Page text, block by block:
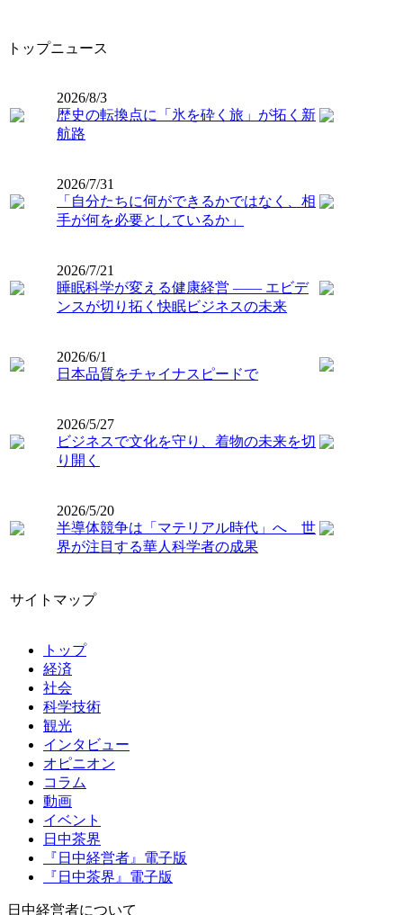
トップニュース
2026/8/3
歴史の転換点に「氷を砕く旅」が拓く新
航路
2026/7/31
「自分たちに何ができるかではなく、相
手が何を必要としているか」
2026/7/21
睡眠科学が変える健康経営 ―― エビデ
ンスが切り拓く快眠ビジネスの未来
2026/6/1
日本品質をチャイナスピードで
2026/5/27
ビジネスで文化を守り、着物の未来を切
り開く
2026/5/20
半導体競争は「マテリアル時代」へ 世
界が注目する華人科学者の成果
サイトマップ
トップ
経済
社会
科学技術
観光
インタビュー
オピニオン
コラム
動画
イベント
日中茶界
『日中経営者』電子版
『日中茶界』電子版
日中経営者について